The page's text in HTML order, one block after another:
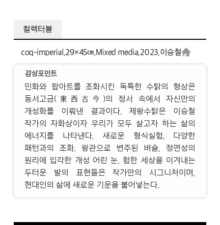
컬렉터블
coq-imperial, 29×45㎝, Mixed media, 2023, 이승철
감상포인트
민화와 팝아트를 조화시킨 독특한 수탉의 형상은
동서고금(東西古今)의 정서 속에서 자신만의
개성화를 이뤄낸 결과이다. 제왕수탉은 이승철
작가의 자화상이자 우리가 모두 살고자 하는 삶의
에너지를 나타낸다. 새로운 형식실험, 다양한
패턴과의 조화, 왕관으로 변주된 벼슬, 정면성의
원리에 입각한 개성 어린 눈, 험한 세상을 이겨내는
두터운 발의 표현들은 작가만의 시그니처이며,
현대인의 삶에 새로운 기운을 불어넣는다.